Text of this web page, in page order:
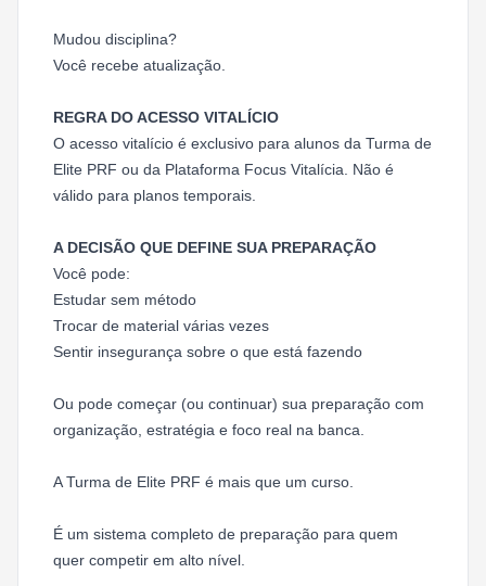
Mudou disciplina?
Você recebe atualização.
REGRA DO ACESSO VITALÍCIO
O acesso vitalício é exclusivo para alunos da Turma de
Elite PRF ou da Plataforma Focus Vitalícia. Não é
válido para planos temporais.
A DECISÃO QUE DEFINE SUA PREPARAÇÃO
Você pode:
Estudar sem método
Trocar de material várias vezes
Sentir insegurança sobre o que está fazendo
Ou pode começar (ou continuar) sua preparação com
organização, estratégia e foco real na banca.
A Turma de Elite PRF é mais que um curso.
É um sistema completo de preparação para quem
quer competir em alto nível.